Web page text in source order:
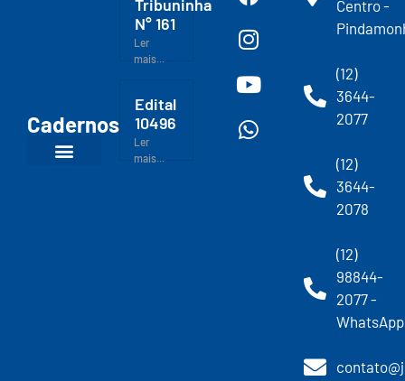
Cadernos
Tribuninha
N° 161
Ler
mais...
Edital
10496
Ler
mais...
Centro -
(12)
3644-
2077
(12)
3644-
2078
(12)
98844-
2077 -
WhatsApp